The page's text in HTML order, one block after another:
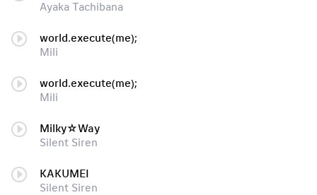
Ayaka Tachibana
world.execute(me);
Mili
world.execute(me);
Mili
Milky☆Way
Silent Siren
KAKUMEI
Silent Siren